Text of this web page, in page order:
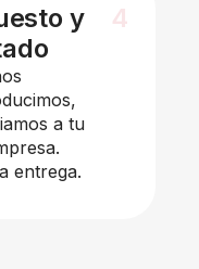
4
y
a tu
entrega.